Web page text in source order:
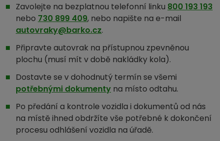
Zavolejte na bezplatnou telefonní linku 800 193 193
nebo 730 899 409, nebo napište na e-mail
autovraky@barko.cz.
Připravte autovrak na přístupnou zpevněnou
plochu (musí mít v době nakládky kola).
Dostavte se v dohodnutý termín se všemi
potřebnými dokumenty na místo odtahu.
Po předání a kontrole vozidla i dokumentů od nás
na místě ihned obdržíte vše potřebné k dokončení
procesu odhlášení vozidla na úřadě.